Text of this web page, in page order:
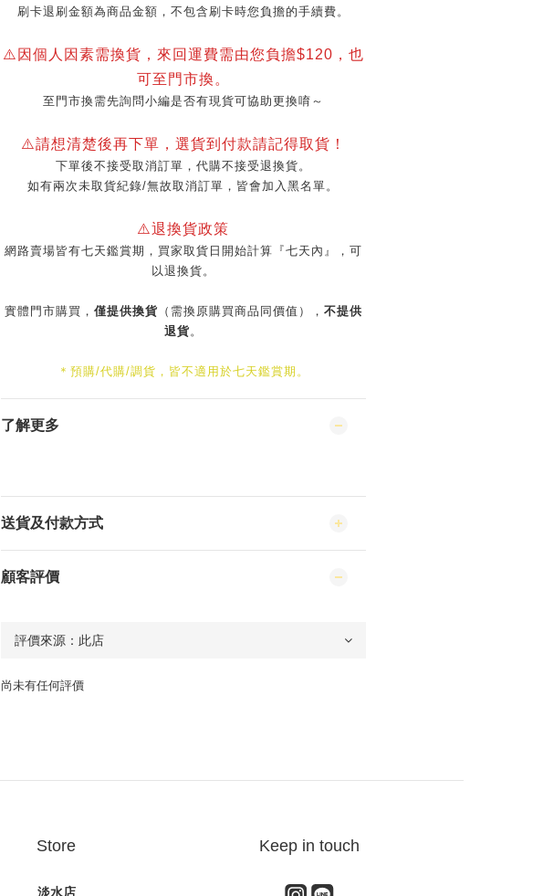
刷卡退刷金額為商品金額，不包含刷卡時您負擔的手續費。
⚠️因個人因素需換貨，來回運費需由您負擔$120，也
可至門市換。
至門市換需先詢問小編是否有現貨可協助更換唷～
⚠️請想清楚後再下單，選貨到付款請記得取貨！
下單後不接受取消訂單，代購不接受退換貨。
如有兩次未取貨紀錄/無故取消訂單，皆會加入黑名單。
⚠️退換貨政策
網路賣場皆有七天鑑賞期，買家取貨日開始計算『七天內』，可
以退換貨。
實體門市購買， 僅提供換貨（需換原購買商品同價值）， 不提供
退貨。
＊預購/代購/調貨，皆不適用於七天鑑賞期。
了解更多
送貨及付款方式
顧客評價
尚未有任何評價
Store
淡水店
Keep in touch